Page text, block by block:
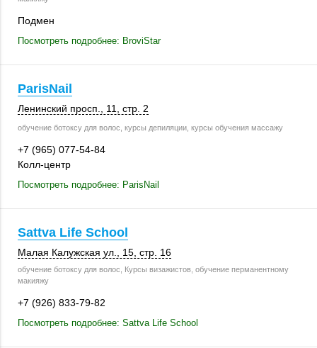
Подмен
Посмотреть подробнее: BroviStar
ParisNail
Ленинский просп., 11, стр. 2
обучение ботоксу для волос, курсы депиляции, курсы обучения массажу
+7 (965) 077-54-84
Колл-центр
Посмотреть подробнее: ParisNail
Sattva Life School
Малая Калужская ул., 15, стр. 16
обучение ботоксу для волос, Курсы визажистов, обучение перманентному
макияжу
+7 (926) 833-79-82
Посмотреть подробнее: Sattva Life School